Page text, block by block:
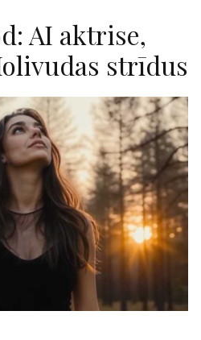
AI aktrise,
strīdus